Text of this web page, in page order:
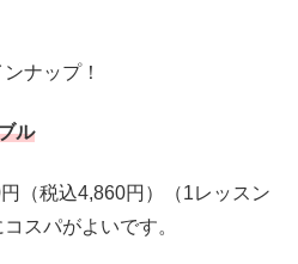
ナップ！
ル
（税込4,860円）（1レッスン
スパがよいです。